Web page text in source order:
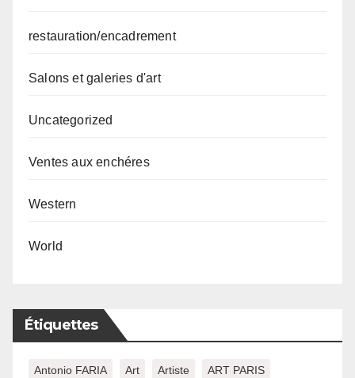
restauration/encadrement
Salons et galeries d'art
Uncategorized
Ventes aux enchéres
Western
World
Étiquettes
Antonio FARIA Art Artiste ART PARIS